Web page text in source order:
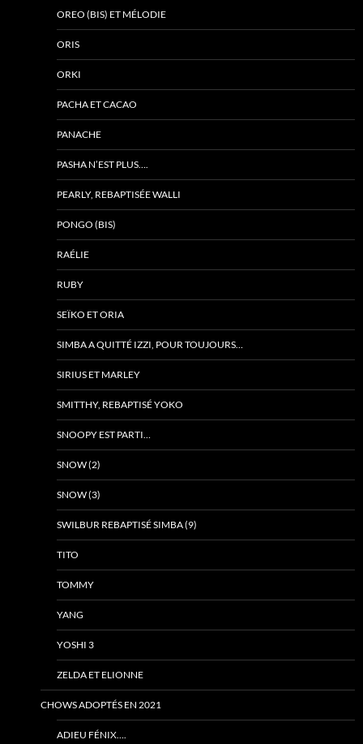
OREO (BIS) ET MÉLODIE
ORIS
ORKI
PACHA ET CACAO
PANACHE
PASHA N’EST PLUS….
PEARLY, REBAPTISÉE WALLI
PONGO (BIS)
RAÉLIE
RUBY
SEÏKO ET ORIA
SIMBA A QUITTÉ IZZI, POUR TOUJOURS…
SIRIUS ET MARLEY
SMITTHY, REBAPTISÉ YOKO
SNOOPY EST PARTI…
SNOW (2)
SNOW (3)
SWILBUR REBAPTISÉ SIMBA (9)
TITO
TOMMY
YANG
YOSHI 3
ZELDA ET ELIONNE
CHOWS ADOPTÉS EN 2021
ADIEU FÉNIX….